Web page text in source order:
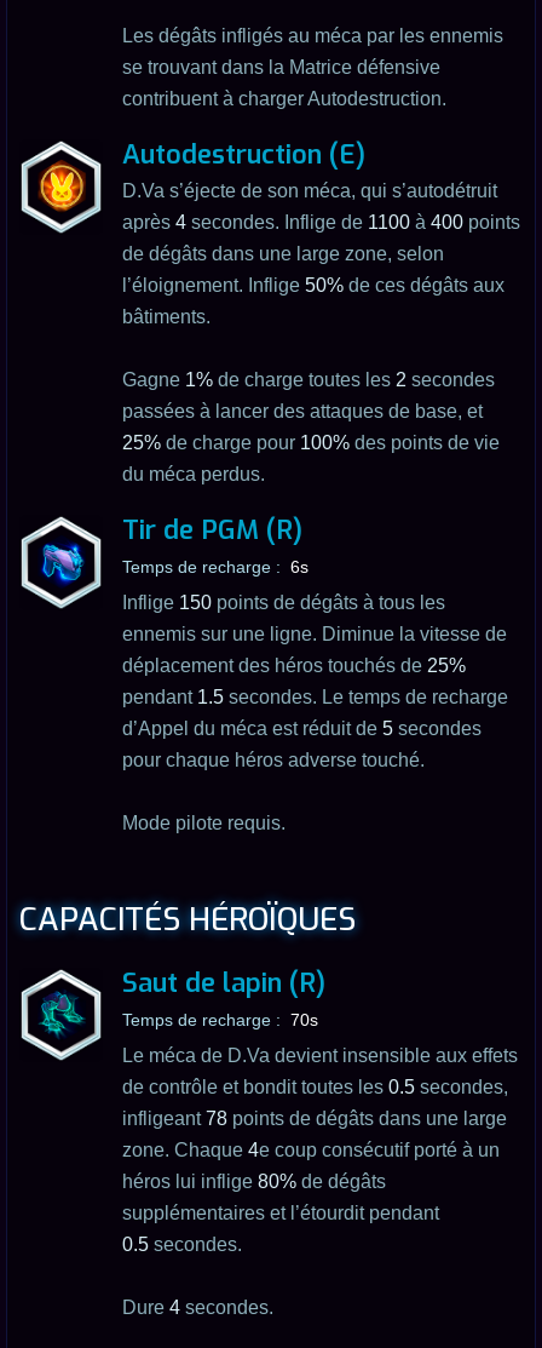
Les dégâts infligés au méca par les ennemis
se trouvant dans la Matrice défensive
contribuent à charger Autodestruction.
Autodestruction (E)
D.Va s’éjecte de son méca, qui s’autodétruit
après 4 secondes. Inflige de 1100 à 400 points
de dégâts dans une large zone, selon
l’éloignement. Inflige 50% de ces dégâts aux
bâtiments.
Gagne 1% de charge toutes les 2 secondes
passées à lancer des attaques de base, et
25% de charge pour 100% des points de vie
du méca perdus.
Tir de PGM (R)
Temps de recharge : 6s
Inflige 150 points de dégâts à tous les
ennemis sur une ligne. Diminue la vitesse de
déplacement des héros touchés de 25%
pendant 1.5 secondes. Le temps de recharge
d’Appel du méca est réduit de 5 secondes
pour chaque héros adverse touché.
Mode pilote requis.
CAPACITÉS HÉROÏQUES
Saut de lapin (R)
Temps de recharge : 70s
Le méca de D.Va devient insensible aux effets
de contrôle et bondit toutes les 0.5 secondes,
infligeant78 points de dégâts dans une large
zone. Chaque 4e coup consécutif porté à un
héros lui inflige 80% de dégâts
supplémentaires et l’étourdit pendant
0.5 secondes.
Dure 4 secondes.